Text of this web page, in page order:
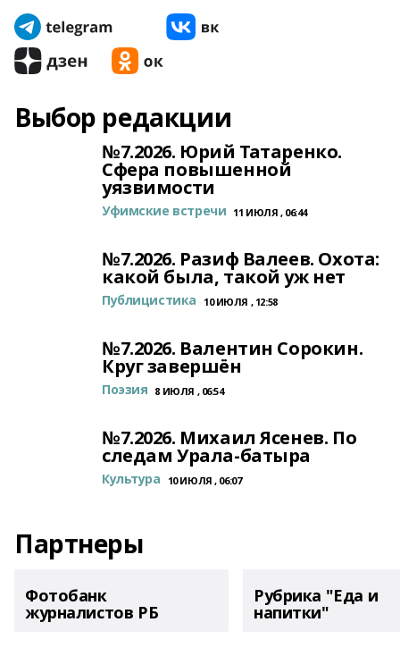
Выбор редакции
№7.2026. Юрий Татаренко.
Сфера повышенной
уязвимости
Уфимские встречи 11 ИЮЛЯ , 06:44
№7.2026. Разиф Валеев. Охота:
какой была, такой уж нет
Публицистика 10 ИЮЛЯ , 12:58
№7.2026. Валентин Сорокин.
Круг завершён
Поэзия 8 ИЮЛЯ , 06:54
№7.2026. Михаил Ясенев. По
следам Урала-батыра
Культура 10 ИЮЛЯ , 06:07
Партнеры
Фотобанк
журналистов РБ
Рубрика "Еда и
напитки"